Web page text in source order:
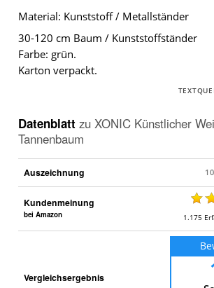
Material: Kunststoff / Metallständer
30-120 cm Baum / Kunststoffständer
Farbe: grün.
Karton verpackt.
Datenblatt zu XONIC Künstlicher
Tannenbaum
Auszeichnung
Kundenmeinung
bei Amazon 1.175
Vergleichsergebnis